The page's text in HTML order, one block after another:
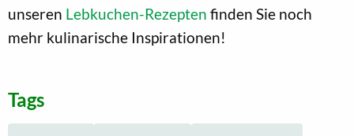
unseren Lebkuchen-Rezepten finden Sie noch
mehr kulinarische Inspirationen!
Tags